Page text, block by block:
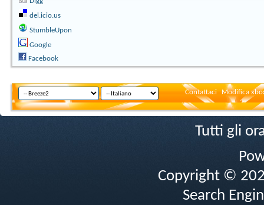
del.icio.us
StumbleUpon
Google
Facebook
Contattaci Modifica
Tutti gli
Copyright ©
Search